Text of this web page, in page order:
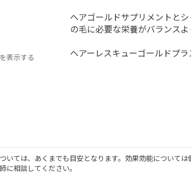
表示する
ヘアゴールドサプリメントと
の毛に必要な栄養がバランスよ
ヘアーレスキューゴールドプ
いては、あくまでも目安となります。効果効能について
に相談してください。